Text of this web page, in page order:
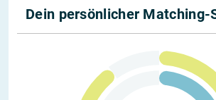
Dein persönlicher Matching-